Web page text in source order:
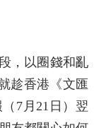
，以圈錢和亂
趁香港《文匯
7月21日）翌